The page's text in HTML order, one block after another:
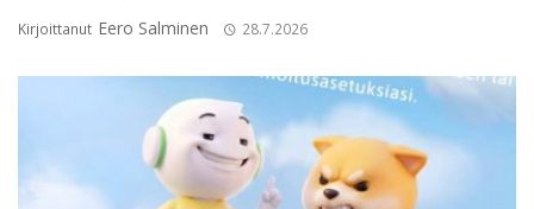
Kirjoittanut Eero Salminen 28.7.2026